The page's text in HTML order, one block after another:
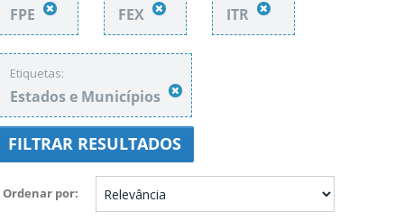
FPE FEX ITR
Etiquetas:
Estados e Municípios
FILTRAR RESULTADOS
Ordenar por